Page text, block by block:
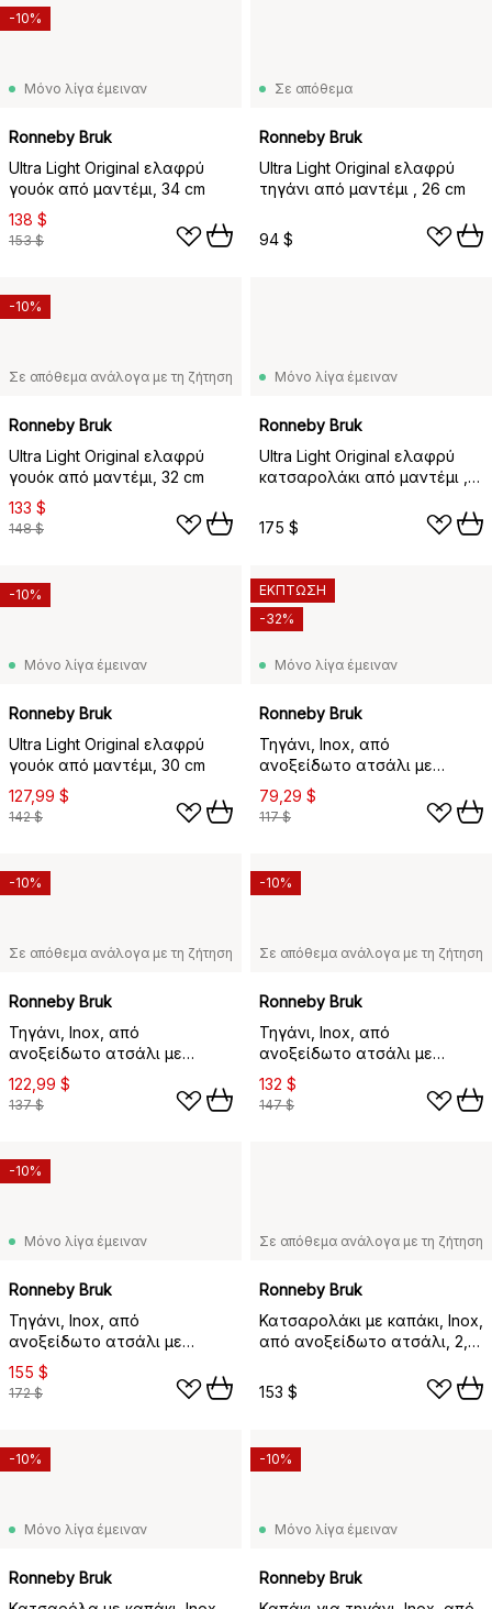
Μόνο λίγα έμειναν
Ronneby Bruk
Ultra Light Original ελαφρύ
γουόκ από μαντέμι, 34 cm
138 $
153 $
-10%
Σε απόθεμα
Ronneby Bruk
Ultra Light Original ελαφρύ
τηγάνι από μαντέμι , 26 cm
94 $
Σε απόθεμα ανάλογα με τη ζήτηση
Ronneby Bruk
Ultra Light Original ελαφρύ
γουόκ από μαντέμι, 32 cm
133 $
148 $
-10%
Μόνο λίγα έμειναν
Ronneby Bruk
Ultra Light Original ελαφρύ
κατσαρολάκι από μαντέμι ,
175 $
Μόνο λίγα έμειναν
Ronneby Bruk
Ultra Light Original ελαφρύ
γουόκ από μαντέμι, 30 cm
127,99 $
142 $
-10%
Μόνο λίγα έμειναν
Ronneby Bruk
Τηγάνι, Inox, από
ανοξείδωτο ατσάλι με
κεραμική αντικολλητική
επίστρωση, Ø20 εκ
79,29 $
117 $
ΕΚΠΤΩΣΗ
-32%
Σε απόθεμα ανάλογα με τη ζήτηση
Ronneby Bruk
Τηγάνι, Inox, από
ανοξείδωτο ατσάλι με
κεραμική αντικολλητική
επίστρωση, Ø24 εκ
122,99 $
137 $
-10%
Σε απόθεμα ανάλογα με τη ζήτηση
Ronneby Bruk
Τηγάνι, Inox, από
ανοξείδωτο ατσάλι με
κεραμική αντικολλητική
επίστρωση, Ø26 εκ
132 $
147 $
-10%
Μόνο λίγα έμειναν
Ronneby Bruk
Τηγάνι, Inox, από
ανοξείδωτο ατσάλι με
κεραμική αντικολλητική
επίστρωση, Ø30 εκ
155 $
172 $
-10%
Σε απόθεμα ανάλογα με τη ζήτηση
Ronneby Bruk
Κατσαρολάκι με καπάκι, Inox,
από ανοξείδωτο ατσάλι, 2,4
153 $
Μόνο λίγα έμειναν
Ronneby Bruk
-10%
Μόνο λίγα έμειναν
Ronneby Bruk
-10%